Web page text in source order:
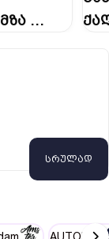
|
სრულად
AUTOPOT